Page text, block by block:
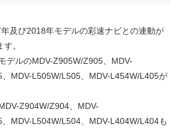
及び2018年モデルの彩速ナビとの連動が
。
デルのMDV-Z905W/Z905、MDV-
MDV-L505W/L505、MDV-L454W/L405が
Z904W/Z904、MDV-
MDV-L504W/L504、MDV-L404W/L404も